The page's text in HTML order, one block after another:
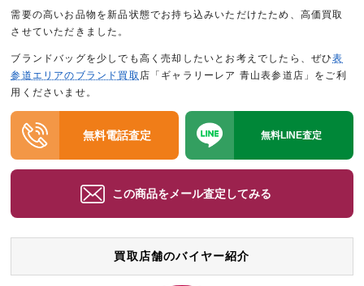
需要の高いお品物を新品状態でお持ち込みいただけたため、高価買取
させていただきました。
ブランドバッグを少しでも高く売却したいとお考えでしたら、ぜひ表
参道エリアのブランド買取 店「ギャラリーレア 青山表参道店」をご利
用くださいませ。
無料電話査定 無料LINE査定
この商品をメール査定してみる
買取店舗のバイヤー紹介